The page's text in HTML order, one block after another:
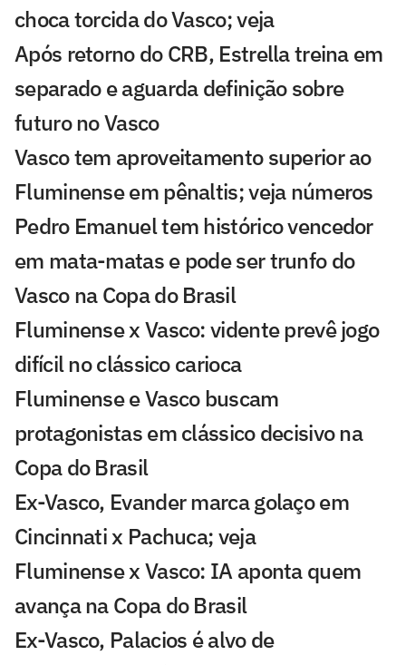
choca torcida do Vasco; veja
Após retorno do CRB, Estrella treina em
separado e aguarda definição sobre
futuro no Vasco
Vasco tem aproveitamento superior ao
Fluminense em pênaltis; veja números
Pedro Emanuel tem histórico vencedor
em mata-matas e pode ser trunfo do
Vasco na Copa do Brasil
Fluminense x Vasco: vidente prevê jogo
difícil no clássico carioca
Fluminense e Vasco buscam
protagonistas em clássico decisivo na
Copa do Brasil
Ex-Vasco, Evander marca golaço em
Cincinnati x Pachuca; veja
Fluminense x Vasco: IA aponta quem
avança na Copa do Brasil
Ex-Vasco, Palacios é alvo de